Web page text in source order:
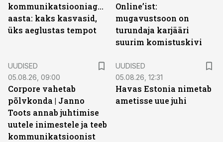
kommunikatsiooniagentuuride
aasta: kaks kasvasid,
üks aeglustas tempot
Online’ist:
mugavustsoon on
turundaja karjääri
suurim komistuskivi
UUDISED
05.08.26, 09:00
Corpore vahetab
põlvkonda | Janno
Toots annab juhtimise
uutele inimestele ja teeb
kommunikatsioonist
UUDISED
05.08.26, 12:31
Havas Estonia nimetab
ametisse uue juhi